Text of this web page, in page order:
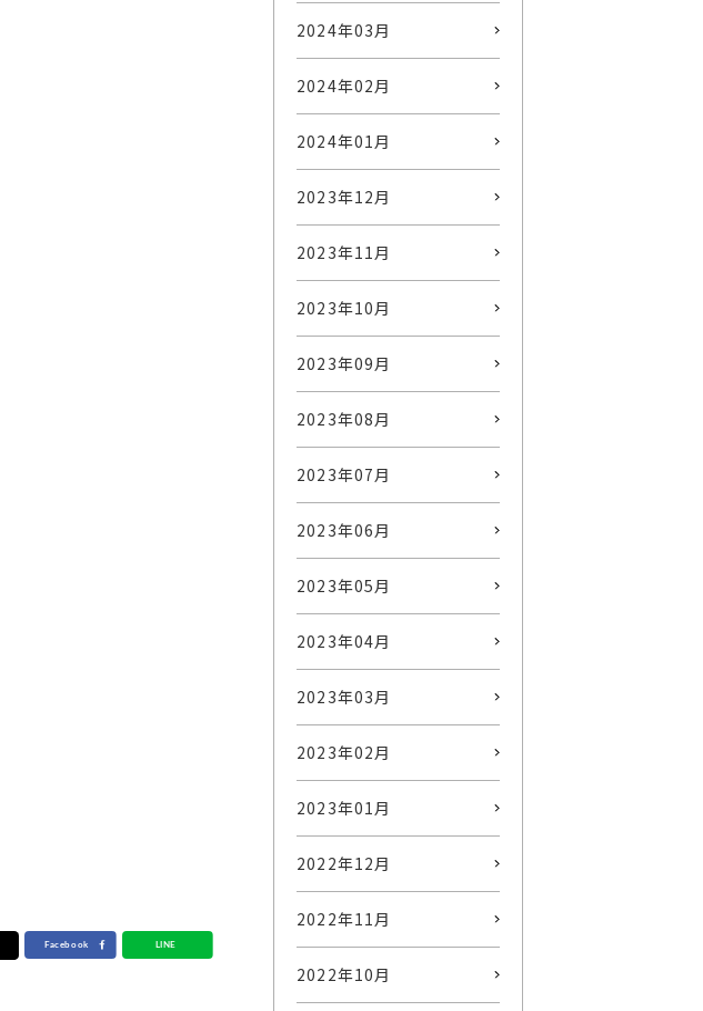
2024年03月
2024年02月
2024年01月
2023年12月
2023年11月
2023年10月
2023年09月
2023年08月
2023年07月
2023年06月
2023年05月
2023年04月
2023年03月
2023年02月
2023年01月
2022年12月
2022年11月
2022年10月